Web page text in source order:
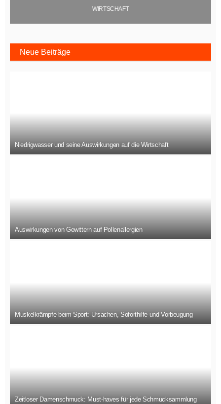
WIRTSCHAFT
Neue Beiträge
Niedrigwasser und seine Auswirkungen auf die Wirtschaft
Auswirkungen von Gewittern auf Pollenallergien
Muskelkrämpfe beim Sport: Ursachen, Soforthilfe und Vorbeugung
Zeitloser Damenschmuck: Must-haves für jede Schmucksammlung